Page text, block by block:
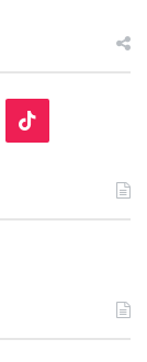
:
k